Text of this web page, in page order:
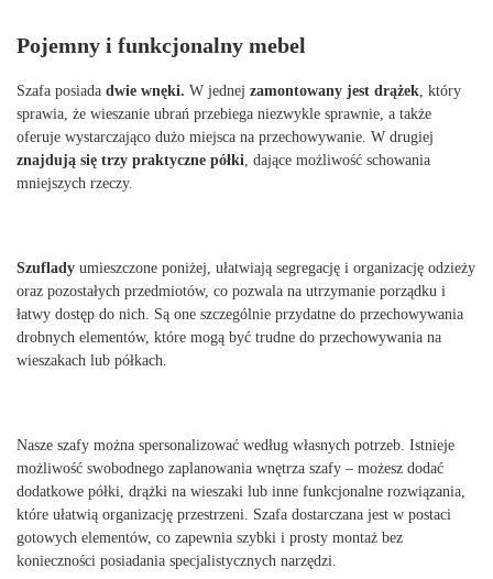
Pojemny i funkcjonalny mebel
Szafa posiada dwie wnęki. W jednej zamontowany jest drążek , który
sprawia, że wieszanie ubrań przebiega niezwykle sprawnie, a także
oferuje wystarczająco dużo miejsca na przechowywanie. W drugiej
znajdują się trzy praktyczne półki , dające możliwość schowania
mniejszych rzeczy.
Szuflady umieszczone poniżej, ułatwiają segregację i organizację odzieży
oraz pozostałych przedmiotów, co pozwala na utrzymanie porządku i
łatwy dostęp do nich. Są one szczególnie przydatne do przechowywania
drobnych elementów, które mogą być trudne do przechowywania na
wieszakach lub półkach.
Nasze szafy można spersonalizować według własnych potrzeb. Istnieje
możliwość swobodnego zaplanowania wnętrza szafy – możesz dodać
dodatkowe półki, drążki na wieszaki lub inne funkcjonalne rozwiązania,
które ułatwią organizację przestrzeni. Szafa dostarczana jest w postaci
gotowych elementów, co zapewnia szybki i prosty montaż bez
konieczności posiadania specjalistycznych narzędzi.